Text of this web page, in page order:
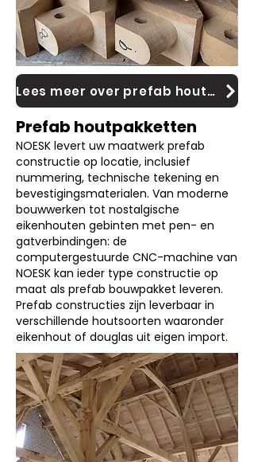
Lees meer over prefab houtpakketten
Prefab houtpakketten
NOESK levert uw maatwerk prefab
constructie op locatie, inclusief
nummering, technische tekening en
bevestigingsmaterialen. Van moderne
bouwwerken tot nostalgische
eikenhouten gebinten met pen- en
gatverbindingen: de
computergestuurde CNC-machine van
NOESK kan ieder type constructie op
maat als prefab bouwpakket leveren.
Prefab constructies zijn leverbaar in
verschillende houtsoorten waaronder
eikenhout of douglas uit eigen import.